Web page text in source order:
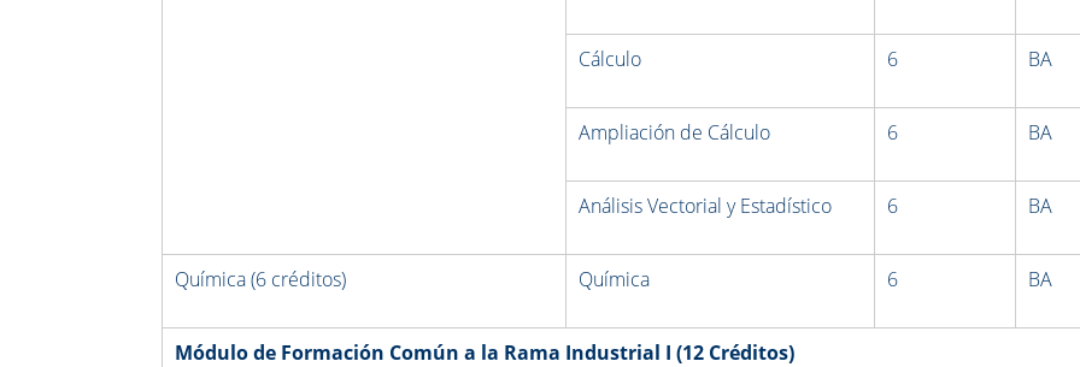
Cálculo 6 BA
Ampliación de Cálculo 6 BA
Análisis Vectorial y Estadístico 6 BA
Química (6 créditos) Química 6 BA
Módulo de Formación Común a la Rama Industrial I (12 Créditos)